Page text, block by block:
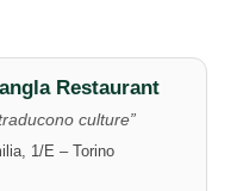
Restaurant
culture”
1/E – Torino